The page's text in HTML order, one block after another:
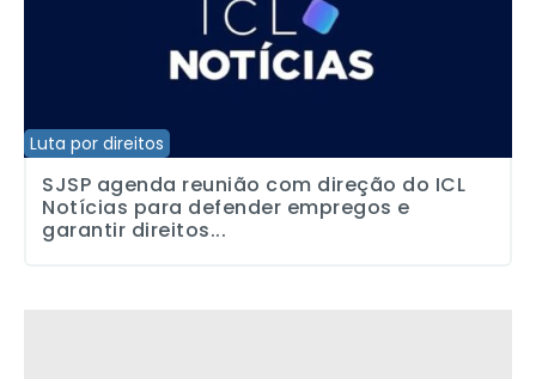
Luta por direitos
SJSP agenda reunião com direção do ICL
Notícias para defender empregos e
garantir direitos...